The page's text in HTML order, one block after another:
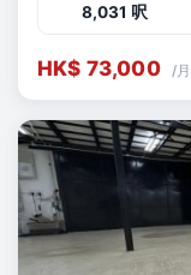
8,031 呎
HK$ 73,000 /月